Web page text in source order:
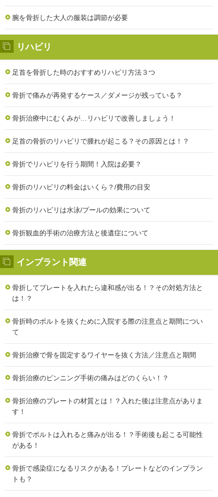
腕を骨折した大人の服装は調節が必要
リハビリ
足首を骨折した時のおすすめリハビリ方法３つ
骨折で痛みが再発するケース／ダメージが残っている？
骨折治療中にむくみが…リハビリで改善しましょう！
足首の骨折のリハビリで腫れが起こる？その原因とは！？
骨折でリハビリを行う期間！入院は必要？
骨折のリハビリの料金はいくら？/費用の目安
骨折のリハビリは水泳/プールの効果について
骨折観血的手術の治療方法と後遺症について
インプラント関連
骨折してプレートを入れたら違和感が出る！？その対処方法と
は！？
骨折時のボルトを抜くために入院する際の注意点と期間につい
て
骨折治療で骨を固定するワイヤーを抜く方法／注意点と期間
骨折治療のピンニング手術の痛みはどのくらい！？
骨折治療のプレートの材質とは！？入れた後は注意点がありま
す！
骨折でボルトは入れると痛みが出る！？手術後も起こる可能性
がある！
骨折で感染症になるリスクがある！プレートなどのインプラン
トも？